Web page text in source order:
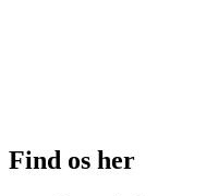
Find os her